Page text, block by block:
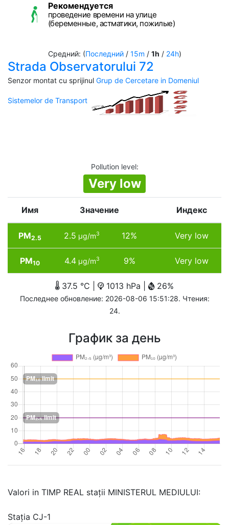
Рекомендуется
проведение времени на улице
(беременные, астматики, пожилые)
Средний: (Последний/ 15m / 1h / 24h)
Strada Observatorului 72
Senzor montat cu sprijinul Grup de Cercetare in Domeniul
Sistemelor de Transport
Pollution level:
Very low
Имя Значение Индекс
PM2.5 2.5 µg/m3 12% Very low
PM10 4.4µg/m3 9% Very low
37.5 °C | 1013 hPa | 26%
Последнее обновление: 2026-08-06 15:51:28. Чтения:
24.
График за день
Valori in TIMP REAL stații MINISTERUL MEDIULUI:
Stația CJ-1